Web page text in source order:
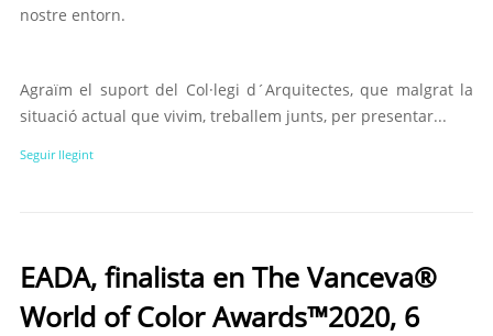
nostre entorn.
Agraïm el suport del Col·legi d´Arquitectes, que malgrat la
situació actual que vivim, treballem junts, per presentar...
Seguir llegint
EADA, finalista en The Vanceva®
World of Color Awards™2020, 6